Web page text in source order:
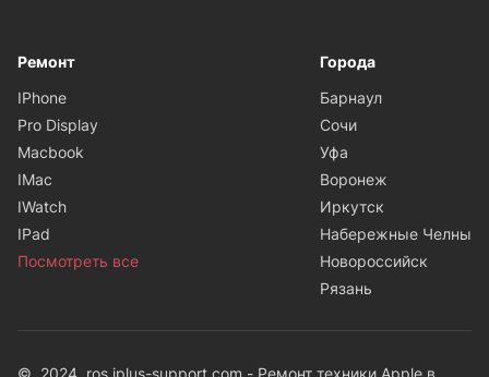
Ремонт
IPhone
Pro Display
Macbook
IMac
IWatch
IPad
Посмотреть все
Города
Барнаул
Сочи
Уфа
Воронеж
Иркутск
Набережные Челны
Новороссийск
Рязань
© 2024 ros.iplus-support.com - Ремонт техники Apple в